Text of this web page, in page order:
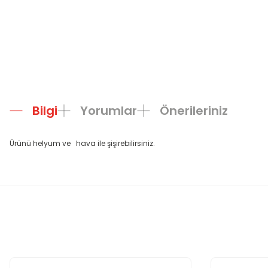
Bilgi Yorumlar Önerileriniz
Ürünü helyum ve hava ile şişirebilirsiniz.